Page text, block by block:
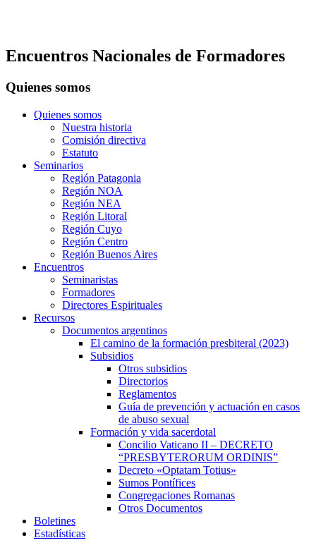
Encuentros Nacionales de Formadores
Quienes somos
Quienes somos
Nuestra historia
Comisión directiva
Estatuto
Seminarios
Región Patagonia
Región NOA
Región NEA
Región Litoral
Región Cuyo
Región Centro
Región Buenos Aires
Encuentros
Seminaristas
Formadores
Directores Espirituales
Recursos
Documentos argentinos
El camino de la formación presbiteral (2023)
Subsidios
Otros subsidios
Directorios
Reglamentos
Guía de prevención y actuación en casos
de abuso sexual
Formación y vida sacerdotal
Concilio Vaticano II – DECRETO
“PRESBYTERORUM ORDINIS”
Decreto «Optatam Totius»
Sumos Pontífices
Congregaciones Romanas
Otros Documentos
Boletines
Estadísticas